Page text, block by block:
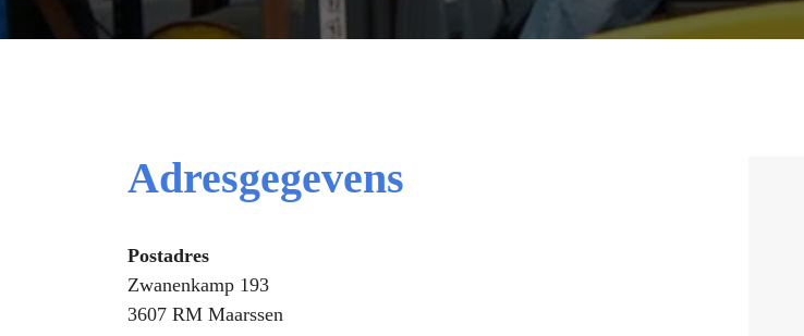
Adresgegevens
Postadres
Zwanenkamp 193
3607 RM Maarssen